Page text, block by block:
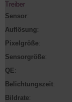
Treiber
Sensor:
Auflösung:
Pixelgröße:
Sensorgröße:
QE:
Belichtungszeit:
Bildrate: